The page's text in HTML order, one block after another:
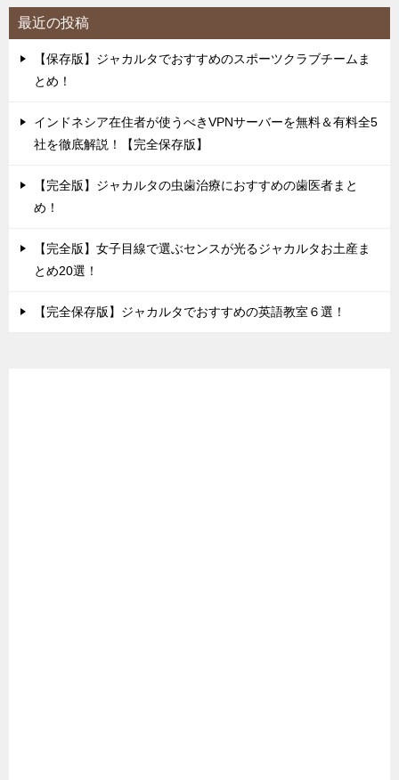
最近の投稿
【保存版】ジャカルタでおすすめのスポーツクラブチームま
とめ！
インドネシア在住者が使うべきVPNサーバーを無料＆有料全5
社を徹底解説！【完全保存版】
【完全版】ジャカルタの虫歯治療におすすめの歯医者まと
め！
【完全版】女子目線で選ぶセンスが光るジャカルタお土産ま
とめ20選！
【完全保存版】ジャカルタでおすすめの英語教室６選！